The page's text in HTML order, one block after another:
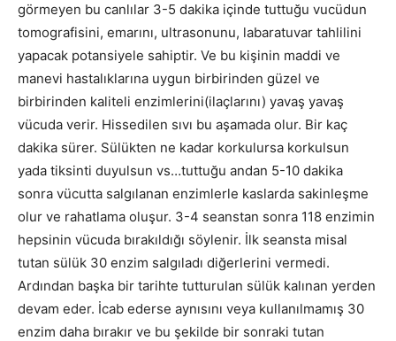
görmeyen bu canlılar 3-5 dakika içinde tuttuğu vucüdun
tomografisini, emarını, ultrasonunu, labaratuvar tahlilini
yapacak potansiyele sahiptir. Ve bu kişinin maddi ve
manevi hastalıklarına uygun birbirinden güzel ve
birbirinden kaliteli enzimlerini(ilaçlarını) yavaş yavaş
vücuda verir. Hissedilen sıvı bu aşamada olur. Bir kaç
dakika sürer. Sülükten ne kadar korkulursa korkulsun
yada tiksinti duyulsun vs…tuttuğu andan 5-10 dakika
sonra vücutta salgılanan enzimlerle kaslarda sakinleşme
olur ve rahatlama oluşur. 3-4 seanstan sonra 118 enzimin
hepsinin vücuda bırakıldığı söylenir. İlk seansta misal
tutan sülük 30 enzim salgıladı diğerlerini vermedi.
Ardından başka bir tarihte tutturulan sülük kalınan yerden
devam eder. İcab ederse aynısını veya kullanılmamış 30
enzim daha bırakır ve bu şekilde bir sonraki tutan